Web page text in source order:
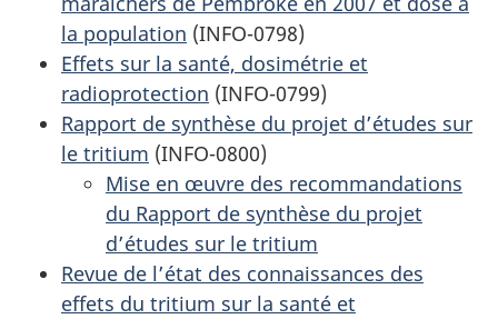
la population (INFO-0798)
Effets sur la santé, dosimétrie et
radioprotection (INFO-0799)
Rapport de synthèse du projet d’études sur
le tritium (INFO-0800)
Mise en œuvre des recommandations
du Rapport de synthèse du projet
d’études sur le tritium
Revue de l’état des connaissances des
effets du tritium sur la santé et